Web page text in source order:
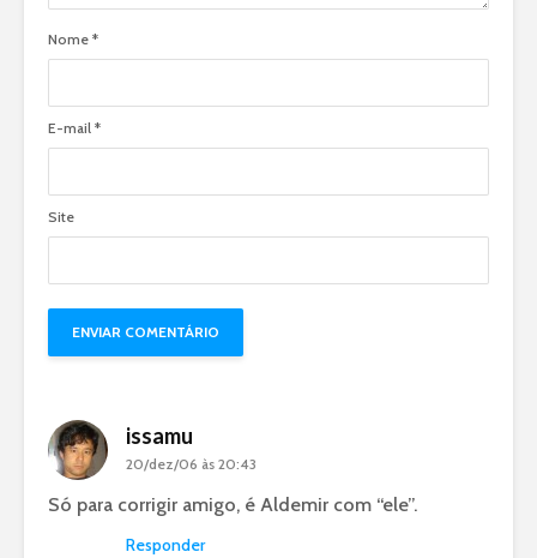
Nome *
E-mail *
Site
issamu
20/dez/06 às 20:43
Só para corrigir amigo, é Aldemir com “ele”.
Responder